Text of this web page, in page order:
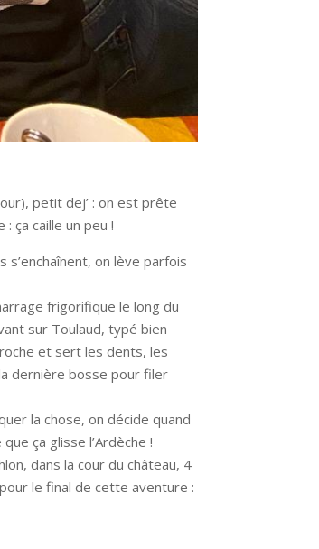
petit dej’ : on est prête
ça caille un peu !
on lève parfois
frigorifique le long du
sur Toulaud, typé bien
et sert les dents, les
dernière bosse pour filer
la chose, on décide quand
ça glisse l’Ardèche !
dans la cour du château, 4
le final de cette aventure :